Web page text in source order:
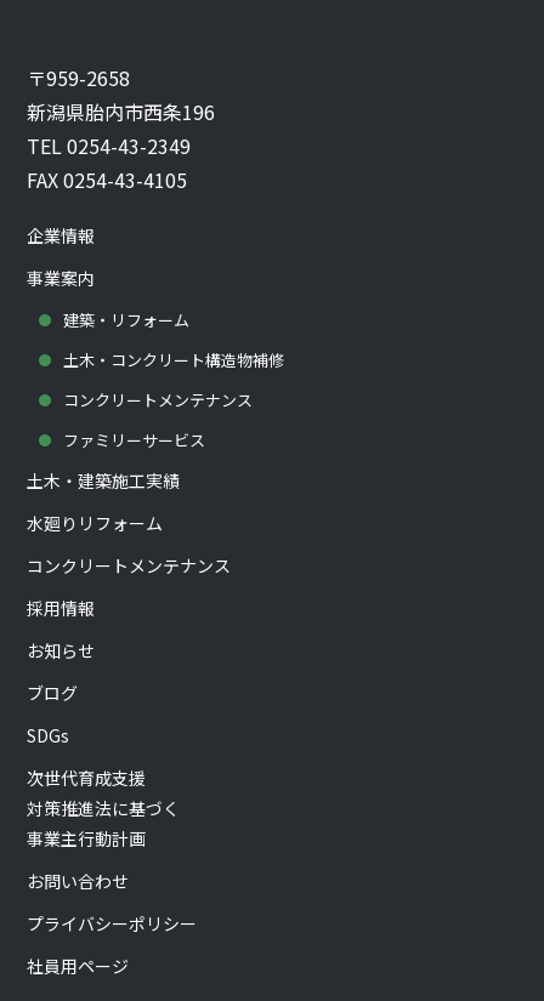
〒959-2658
新潟県胎内市西条196
TEL 0254-43-2349
FAX 0254-43-4105
企業情報
事業案内
建築・リフォーム
土木・コンクリート構造物補修
コンクリートメンテナンス
ファミリーサービス
土木・建築施工実績
水廻りリフォーム
コンクリートメンテナンス
採用情報
お知らせ
ブログ
SDGs
次世代育成支援
対策推進法に基づく
事業主行動計画
お問い合わせ
プライバシーポリシー
社員用ページ